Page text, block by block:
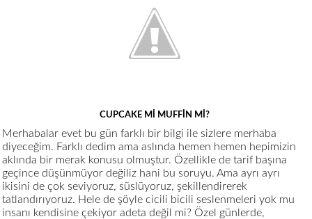
CUPCAKE Mİ MUFFİN Mİ?
Merhabalar evet bu gün farklı bir bilgi ile sizlere merhaba
diyeceğim. Farklı dedim ama aslında hemen hemen hepimizin
aklında bir merak konusu olmuştur. Özellikle de tarif başına
geçince düşünmüyor değiliz hani bu soruyu. Ama ayrı ayrı
ikisini de çok seviyoruz, süslüyoruz, şekillendirerek
tatlandırıyoruz. Hele de şöyle cicili bicili seslenmeleri yok mu
insanı kendisine çekiyor adeta değil mi? Özel günlerde,